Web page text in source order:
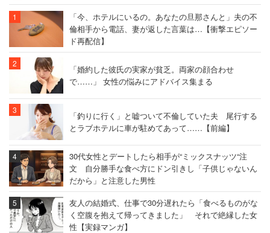
「今、ホテルにいるの。あなたの旦那さんと」夫の不
倫相手から電話、妻が返した言葉は…【衝撃エピソー
ド再配信】
「婚約した彼氏の実家が貧乏。両家の顔合わせ
で……」 女性の悩みにアドバイス集まる
「釣りに行く」と嘘ついて不倫していた夫 尾行する
とラブホテルに車が駐めてあって……【前編】
30代女性とデートしたら相手が“ミックスナッツ“注
文 自分勝手な食べ方にドン引きし「子供じゃないん
だから」と注意した男性
友人の結婚式、仕事で30分遅れたら「食べるものがな
く空腹を抱えて帰ってきました」 それで絶縁した女
性【実録マンガ】